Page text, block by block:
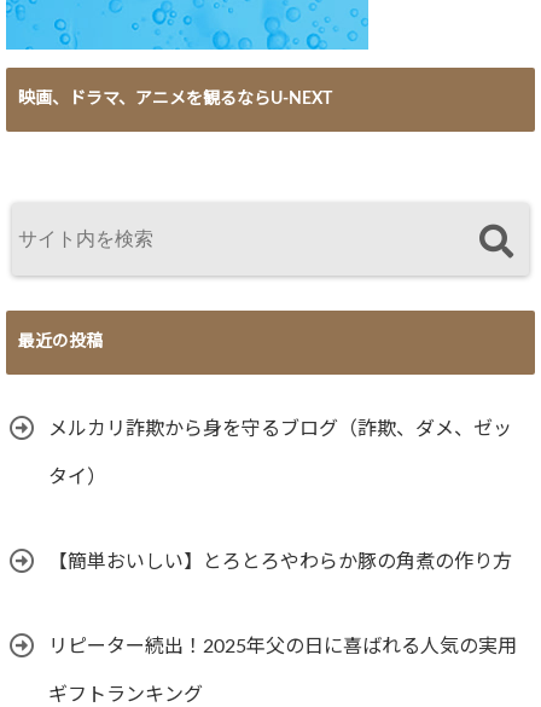
映画、ドラマ、アニメを観るならU-NEXT
最近の投稿
メルカリ詐欺から身を守るブログ（詐欺、ダメ、ゼッ
タイ）
【簡単おいしい】とろとろやわらか豚の角煮の作り方
リピーター続出！2025年父の日に喜ばれる人気の実用
ギフトランキング